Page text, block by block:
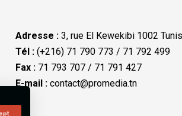
Adresse : 3, rue El Kewekibi 1002
Tél :(+216) 71 790 773 / 71 792 499
Fax :71 793 707 / 71 791 427
E-mail : contact@promedia.tn